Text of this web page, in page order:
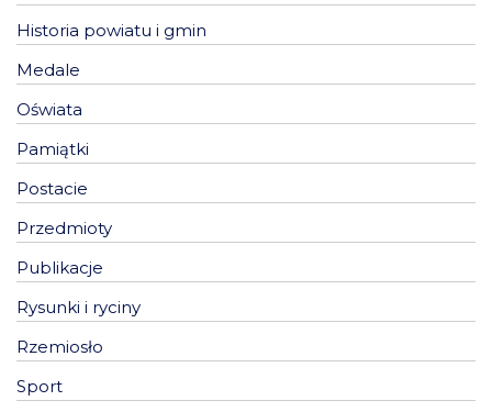
Historia powiatu i gmin
Medale
Oświata
Pamiątki
Postacie
Przedmioty
Publikacje
Rysunki i ryciny
Rzemiosło
Sport